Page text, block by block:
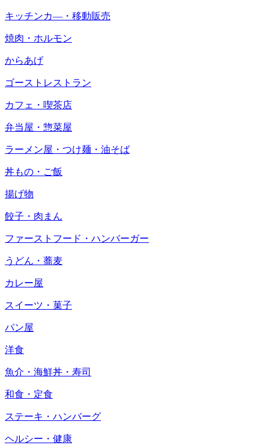
キッチンカ―・移動販売
焼肉・ホルモン
からあげ
ゴーストレストラン
カフェ・喫茶店
弁当屋・惣菜屋
ラーメン屋・つけ麺・油そば
丼もの・ご飯
揚げ物
餃子・肉まん
ファーストフード・ハンバーガー
うどん・蕎麦
カレー屋
スイーツ・菓子
パン屋
洋食
魚介・海鮮丼・寿司
和食・定食
ステーキ・ハンバーグ
ヘルシー・健康